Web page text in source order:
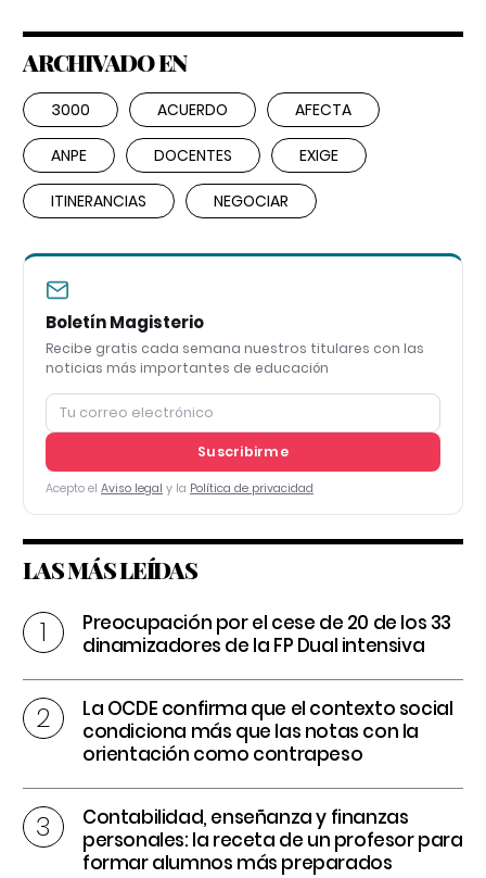
ARCHIVADO EN
3000 ACUERDO AFECTA
ANPE DOCENTES EXIGE
ITINERANCIAS NEGOCIAR
Boletín Magisterio
Recibe gratis cada semana nuestros titulares con las
noticias más importantes de educación
Suscribirme
Acepto el Aviso legal y la Política de privacidad
LAS MÁS LEÍDAS
Preocupación por el cese de 20 de los 33
dinamizadores de la FP Dual intensiva
La OCDE confirma que el contexto social
condiciona más que las notas con la
orientación como contrapeso
Contabilidad, enseñanza y finanzas
personales: la receta de un profesor para
formar alumnos más preparados